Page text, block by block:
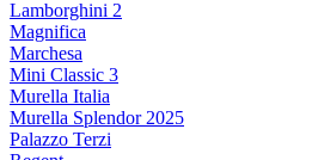
Lamborghini 2
Magnifica
Marchesa
Mini Classic 3
Murella Italia
Murella Splendor 2025
Palazzo Terzi